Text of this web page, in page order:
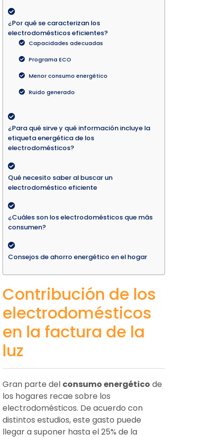
¿Por qué se caracterizan los
electrodomésticos eficientes?
Capacidades adecuadas
Programa ECO
Menor consumo energético
Ruido generado
¿Para qué sirve y qué información incluye la
etiqueta energética de los
electrodomésticos?
Qué necesito saber al buscar un
electrodoméstico eficiente
¿Cuáles son los electrodomésticos que más
consumen?
Consejos de ahorro energético en el hogar
Contribución de los
electrodomésticos
en la factura de la
luz
Gran parte del consumo energético de
los hogares recae sobre los
electrodomésticos. De acuerdo con
distintos estudios, este gasto puede
llegar a suponer hasta el 25% de la